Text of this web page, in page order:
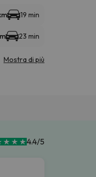
19 min
23 min
Mostra di più
4.4/5